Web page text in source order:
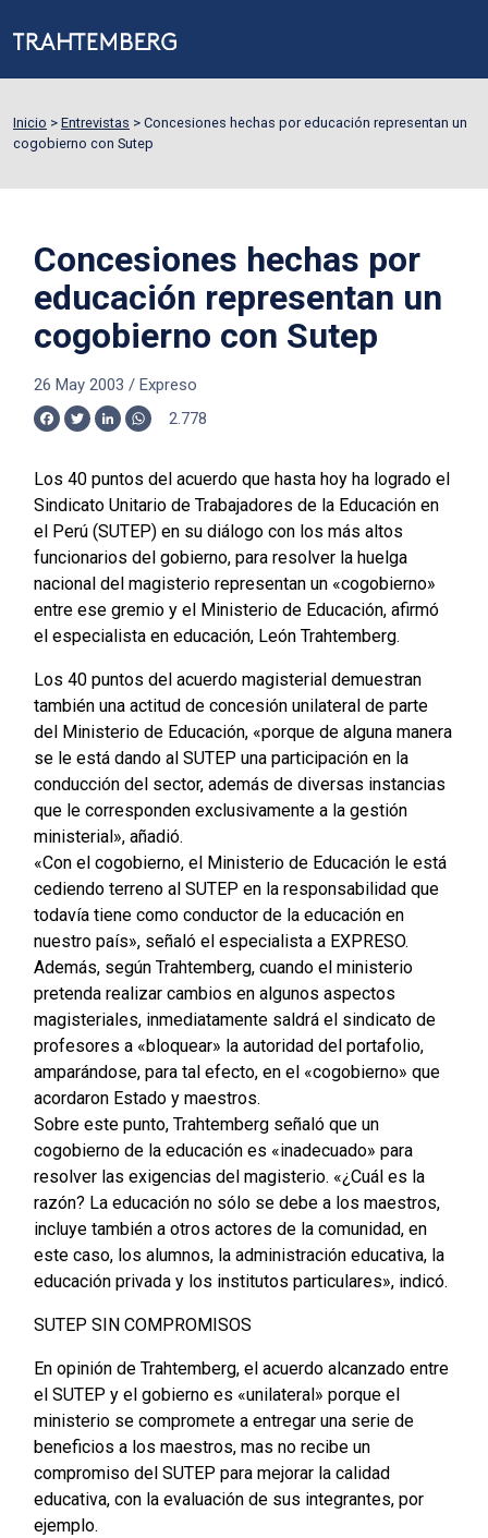
Inicio > Entrevistas > Concesiones hechas por educación representan un
cogobierno con Sutep
Concesiones hechas por
educación representan un
cogobierno con Sutep
26 May 2003 / Expreso
Facebook
TwitterLinkedInWhatsApp
2.778
Los 40 puntos del acuerdo que hasta hoy ha logrado el
Sindicato Unitario de Trabajadores de la Educación en
el Perú (SUTEP) en su diálogo con los más altos
funcionarios del gobierno, para resolver la huelga
nacional del magisterio representan un «cogobierno»
entre ese gremio y el Ministerio de Educación, afirmó
el especialista en educación, León Trahtemberg.
Los 40 puntos del acuerdo magisterial demuestran
también una actitud de concesión unilateral de parte
del Ministerio de Educación, «porque de alguna manera
se le está dando al SUTEP una participación en la
conducción del sector, además de diversas instancias
que le corresponden exclusivamente a la gestión
ministerial», añadió.
«Con el cogobierno, el Ministerio de Educación le está
cediendo terreno al SUTEP en la responsabilidad que
todavía tiene como conductor de la educación en
nuestro país», señaló el especialista a EXPRESO.
Además, según Trahtemberg, cuando el ministerio
pretenda realizar cambios en algunos aspectos
magisteriales, inmediatamente saldrá el sindicato de
profesores a «bloquear» la autoridad del portafolio,
amparándose, para tal efecto, en el «cogobierno» que
acordaron Estado y maestros.
Sobre este punto, Trahtemberg señaló que un
cogobierno de la educación es «inadecuado» para
resolver las exigencias del magisterio. «¿Cuál es la
razón? La educación no sólo se debe a los maestros,
incluye también a otros actores de la comunidad, en
este caso, los alumnos, la administración educativa, la
educación privada y los institutos particulares», indicó.
SUTEP SIN COMPROMISOS
En opinión de Trahtemberg, el acuerdo alcanzado entre
el SUTEP y el gobierno es «unilateral» porque el
ministerio se compromete a entregar una serie de
beneficios a los maestros, mas no recibe un
compromiso del SUTEP para mejorar la calidad
educativa, con la evaluación de sus integrantes, por
ejemplo.